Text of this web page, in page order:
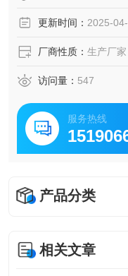
更新时间： 2025-
厂商性质： 生产厂家
访问量： 547
服务热线
产品分类
相关文章